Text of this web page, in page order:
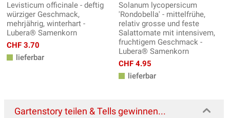
Levisticum officinale - deftig
würziger Geschmack,
mehrjährig, winterhart -
Lubera® Samenkorn
CHF 3.70
lieferbar
Solanum lycopersicum
'Rondobella' - mittelfrühe,
relativ grosse und feste
Salattomate mit intensivem,
fruchtigem Geschmack -
Lubera® Samenkorn
CHF 4.95
lieferbar
Gartenstory teilen & Tells gewinnen...